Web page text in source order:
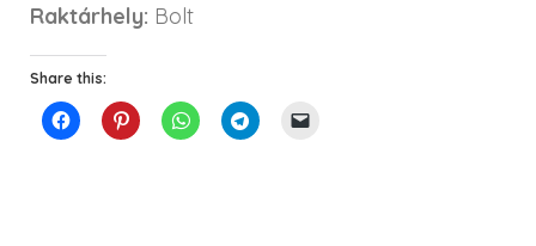
Raktárhely: Bolt
Share this: